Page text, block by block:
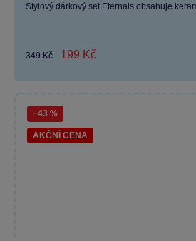
Stylový dárkový set Eternals obsahuje
349 Kč 199 Kč
−43 %
AKČNÍ CENA